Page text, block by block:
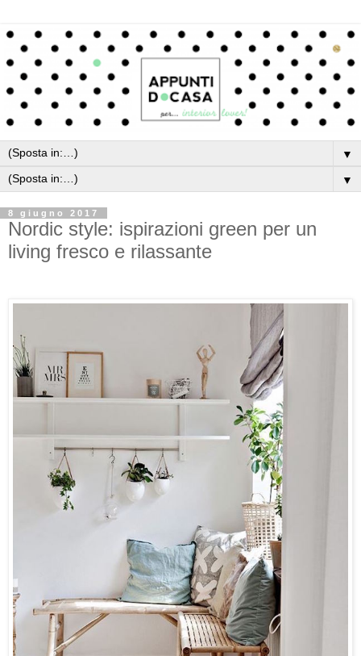
▼
▼
8 giugno 2017
Nordic style: ispirazioni green per un
living fresco e rilassante